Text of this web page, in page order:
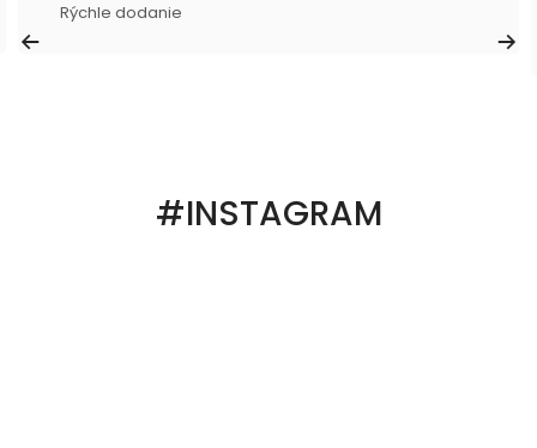
Rýchle dodanie
#INSTAGRAM